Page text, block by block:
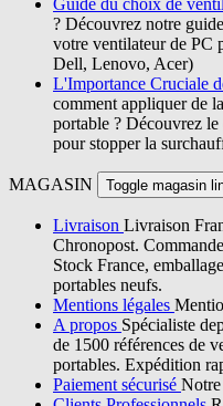
? Découvrez notre
votre ventilateur de PC
Dell, Lenovo, Acer)
L'Importance Cruciale
comment appliquer de
portable ? Découvrez
pour stopper la
MAGASIN Toggle magasin
Livraison Livraison
Chronopost.
Stock France,
portables neufs.
Mentions légales
A propos Spécialiste
de 1500 références de
portables. Expédition
Paiement sécurisé Notre